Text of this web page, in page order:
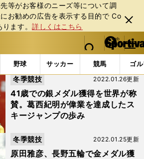
等がお客様のニーズ等について調
お勧めの広告を表⽰する⽬的で Co
ります。詳しくはこちら
閉じ
る
web Sportiva (webスポルティーバ)
検索
マイペ
ー
ジ
メニュ
野球 サッカー 競馬 ゴ
の最新ニュース・ 情報
41歳での銀メダル獲得を世界が称
賛。葛西紀明が偉業を達成したス
キージャンプの歩み
2022.01.26更新
冬季競技
原田雅彦、長野五輪で金メダル獲
2022.01.25更新
冬季競技